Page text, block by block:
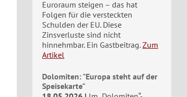
Euroraum steigen – das hat
Folgen für die versteckten
Schulden der EU. Diese
Zinsverluste sind nicht
hinnehmbar. Ein Gastbeitrag. Zum
Artikel
Dolomiten: "Europa steht auf der
Speisekarte"